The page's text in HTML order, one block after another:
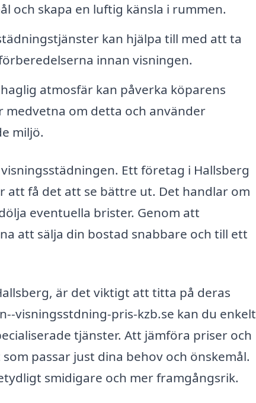
och skapa en luftig känsla i rummen.
kan hjälpa till med att ta
innan visningen.
atmosfär kan påverka köparens
medvetna om detta och använder
miljö.
Ett företag i Hallsberg
att få det att se bättre ut. Det handlar om
eventuella brister. Genom att
att sälja din bostad snabbare och till ett
är det viktigt att titta på deras
visningsstdning-pris-kzb.se kan du enkelt
tjänster. Att jämföra priser och
passar just dina behov och önskemål.
smidigare och mer framgångsrik.